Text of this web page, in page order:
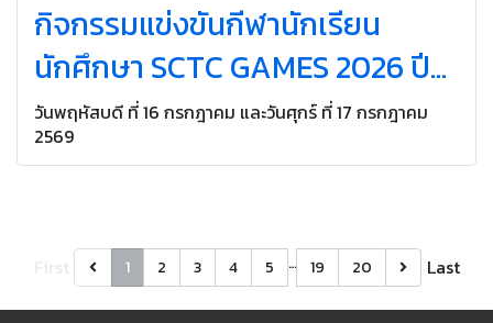
กิจกรรมแข่งขันกีฬานักเรียน
นักศึกษา SCTC GAMES 2026 ปี
การศึกษา 2569
วันพฤหัสบดี ที่ 16 กรกฎาคม และวันศุกร์ ที่ 17 กรกฎาคม
2569
1 2 3 4 5 … 19 20 Last